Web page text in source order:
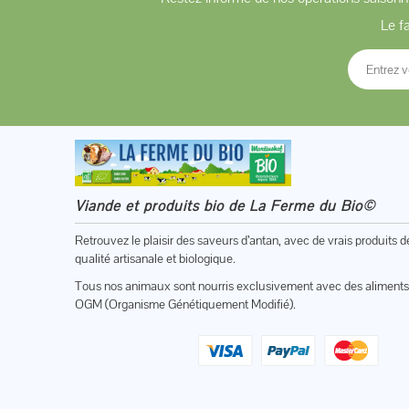
Le
Viande et produits bio de La Ferme du Bio©
Retrouvez le plaisir des saveurs d’antan, avec de vrais produits
qualité artisanale et biologique.
Tous nos animaux sont nourris exclusivement avec des
OGM (Organisme Génétiquement Modifié).